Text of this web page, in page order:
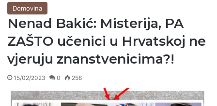
Domovina
Nenad Bakić: Misterija, PA
ZAŠTO učenici u Hrvatskoj ne
vjeruju znanstvenicima?!
15/02/2023 0 258